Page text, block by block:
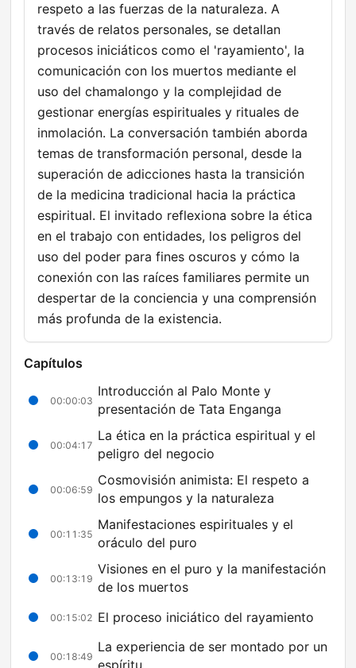
respeto a las fuerzas de la naturaleza. A
través de relatos personales, se detallan
procesos iniciáticos como el 'rayamiento', la
comunicación con los muertos mediante el
uso del chamalongo y la complejidad de
gestionar energías espirituales y rituales de
inmolación. La conversación también aborda
temas de transformación personal, desde la
superación de adicciones hasta la transición
de la medicina tradicional hacia la práctica
espiritual. El invitado reflexiona sobre la ética
en el trabajo con entidades, los peligros del
uso del poder para fines oscuros y cómo la
conexión con las raíces familiares permite un
despertar de la conciencia y una comprensión
más profunda de la existencia.
Capítulos
00:00:03
Introducción al Palo Monte y
presentación de Tata Enganga
00:04:17
La ética en la práctica espiritual y el
peligro del negocio
00:06:59
Cosmovisión animista: El respeto a
los empungos y la naturaleza
00:11:35
Manifestaciones espirituales y el
oráculo del puro
00:13:19
Visiones en el puro y la manifestación
de los muertos
00:15:02 El proceso iniciático del rayamiento
00:18:49
La experiencia de ser montado por un